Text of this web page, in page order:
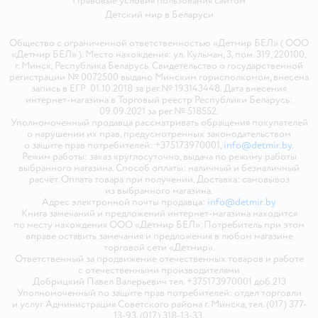
Детский мир в Беларуси
Общество с ограниченной ответственностью «Детмир БЕЛ» ( ООО
«Детмир БЕЛ» ). Место нахождения: ул. Кульман, 3, пом. 319, 220100,
г. Минск, Республика Беларусь. Свидетельство о государственной
регистрации № 0072500 выдано Минским горисполкомом, внесена
запись в ЕГР 01.10.2018 за рег.№ 193143448. Дата внесения
интернет-магазина в Торговый реестр Республики Беларусь:
09.09.2021 за рег.№ 518552.
Уполномоченный продавца рассматривать обращения покупателей
о нарушении их прав, предусмотренных законодательством
о защите прав потребителей: +375173970001, info@detmir.by.
Режим работы: заказ круглосуточно, выдача по режиму работы
выбранного магазина. Способ оплаты: наличный и безналичный
расчёт. Оплата товара при получении. Доставка: самовывоз
из выбранного магазина.
Адрес электронной почты продавца: info@detmir.by
Книга замечаний и предложений интернет-магазина находится
по месту нахождения ООО «Детмир БЕЛ». Потребитель при этом
вправе оставить замечания и предложения в любом магазине
торговой сети «Детмир».
Ответственный за продвижение отечественных товаров и работе
с отечественными производителями
Добрицкий Павел Валерьевич тел. +375173970001 доб.213
Уполномоченный по защите прав потребителей: отдел торговли
и услуг Администрация Советского района г. Минска, тел. (017) 377-
13-93, (017) 318-13-33.